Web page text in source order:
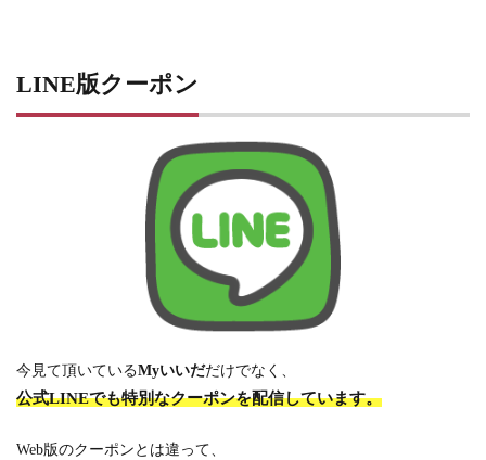
LINE版クーポン
今見て頂いているMyいいだだけでなく、
公式LINEでも特別なクーポンを配信しています。
Web版のクーポンとは違って、